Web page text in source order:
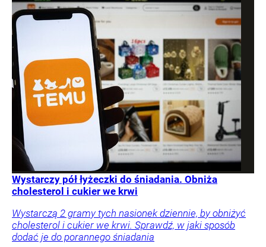
Wystarczy pół łyżeczki do śniadania. Obniża
cholesterol i cukier we krwi
Wystarczą 2 gramy tych nasionek dziennie, by obniżyć
cholesterol i cukier we krwi. Sprawdź, w jaki sposób
dodać je do porannego śniadania